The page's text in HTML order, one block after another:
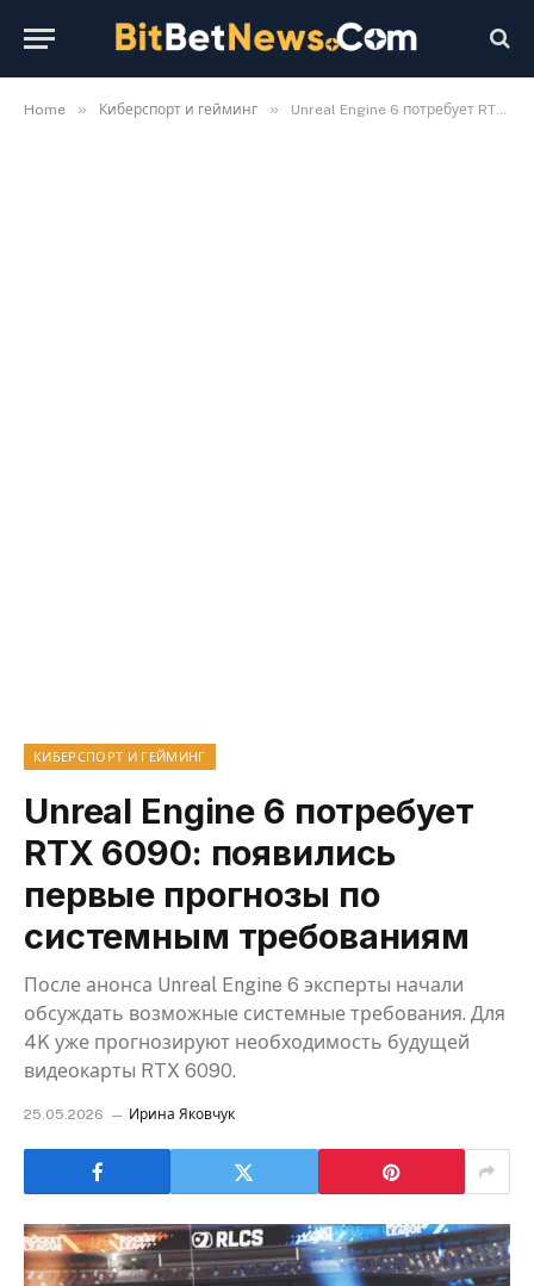
Home » Киберспорт и гейминг » Unreal Engine 6 потребует RTX 6090: появились первые прогнозы по системным требованиям
КИБЕРСПОРТ И ГЕЙМИНГ
Unreal Engine 6 потребует
RTX 6090: появились
первые прогнозы по
системным требованиям
После анонса Unreal Engine 6 эксперты начали
обсуждать возможные системные требования. Для
4K уже прогнозируют необходимость будущей
видеокарты RTX 6090.
25.05.2026 Ирина Яковчук